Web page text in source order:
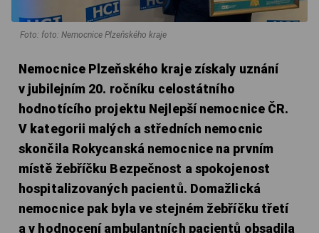
Foto: foto: Nemocnice Plzeňského kraje
Nemocnice Plzeňského kraje získaly uznání
v jubilejním 20. ročníku celostátního
hodnotícího projektu Nejlepší nemocnice ČR.
V kategorii malých a středních nemocnic
skončila Rokycanská nemocnice na prvním
místě žebříčku Bezpečnost a spokojenost
hospitalizovaných pacientů. Domažlická
nemocnice pak byla ve stejném žebříčku třetí
a v hodnocení ambulantních pacientů obsadila